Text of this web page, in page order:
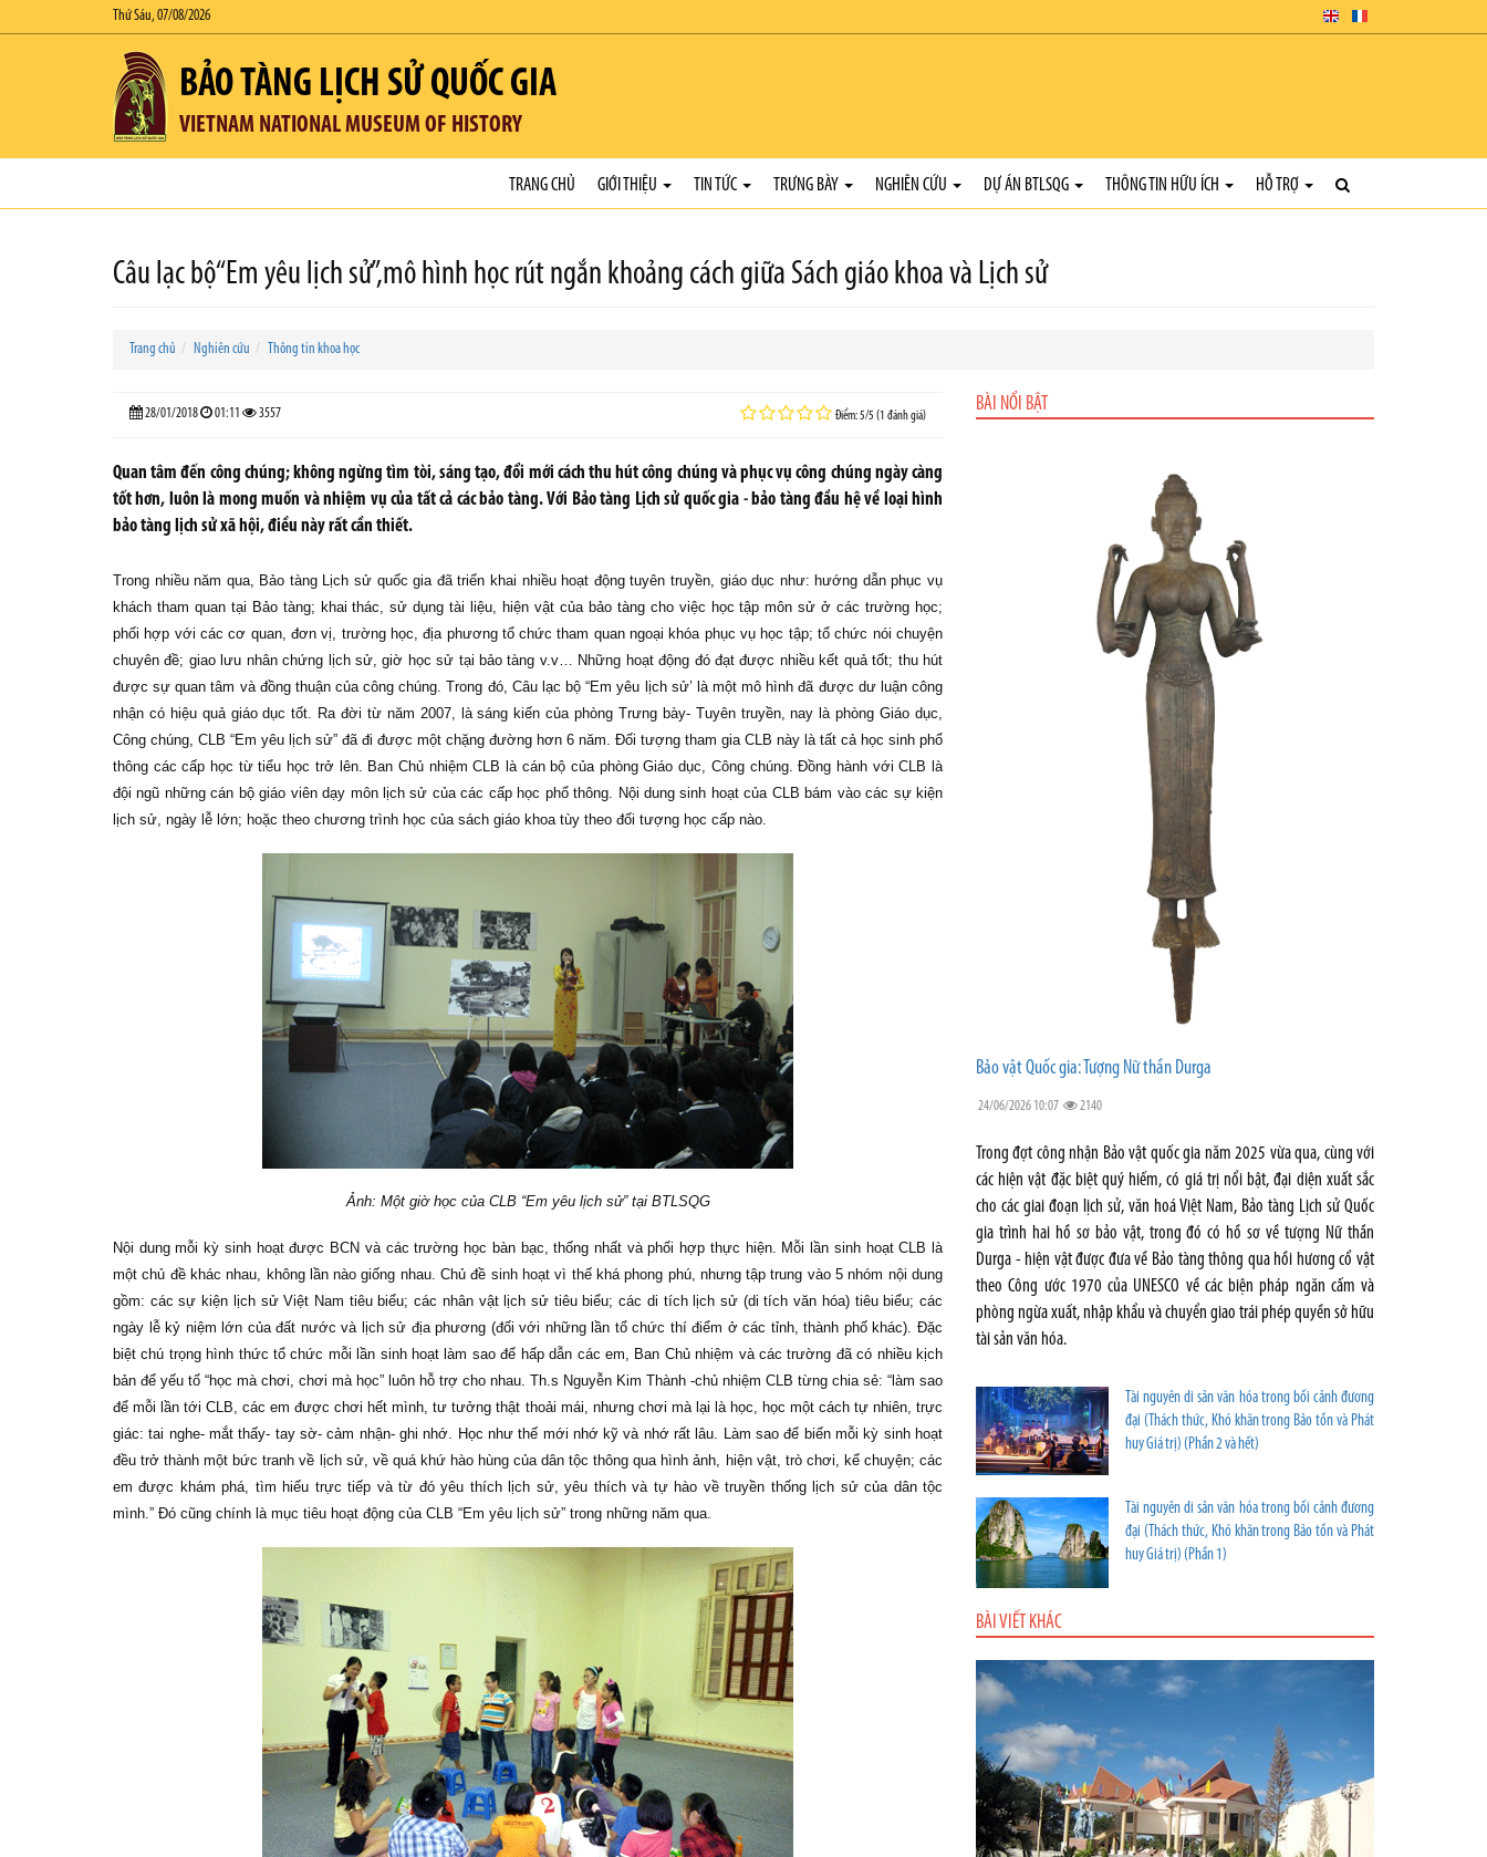
Thứ Sáu, 07/08/2026
BẢO TÀNG LỊCH SỬ QUỐC GIA
VIETNAM NATIONAL MUSEUM OF HISTORY
TRANG CHỦ GIỚI THIỆU TIN TỨC TRƯNG BÀY NGHIÊN CỨU DỰ ÁN BTLSQG THÔNG TIN HỮU ÍCH HỖ TRỢ
Câu lạc bộ“Em yêu lịch sử”,mô hình học rút ngắn khoảng cách giữa Sách giáo khoa và Lịch sử
Trang chủ Nghiên cứu Thông tin khoa học
28/01/2018 01:11 3557 Điểm: 5/5 (1 đánh giá)
Quan tâm đến công chúng; không ngừng tìm tòi, sáng tạo, đổi mới cách thu hút công chúng và phục vụ công chúng ngày càng
tốt hơn, luôn là mong muốn và nhiệm vụ của tất cả các bảo tàng. Với Bảo tàng Lịch sử quốc gia - bảo tàng đầu hệ về loại hình
bảo tàng lịch sử xã hội, điều này rất cần thiết.
Trong nhiều năm qua, Bảo tàng Lịch sử quốc gia đã triển khai nhiều hoạt động tuyên truyền, giáo dục như: hướng dẫn phục vụ
khách tham quan tại Bảo tàng; khai thác, sử dụng tài liệu, hiện vật của bảo tàng cho việc học tập môn sử ở các trường học;
phối hợp với các cơ quan, đơn vị, trường học, địa phương tổ chức tham quan ngoại khóa phục vụ học tập; tổ chức nói chuyện
chuyên đề; giao lưu nhân chứng lịch sử, giờ học sử tại bảo tàng v.v… Những hoạt động đó đạt được nhiều kết quả tốt; thu hút
được sự quan tâm và đồng thuận của công chúng. Trong đó, Câu lạc bộ “Em yêu lịch sử’ là một mô hình đã được dư luận công
nhận có hiệu quả giáo dục tốt. Ra đời từ năm 2007, là sáng kiến của phòng Trưng bày- Tuyên truyền, nay là phòng Giáo dục,
Công chúng, CLB “Em yêu lịch sử” đã đi được một chặng đường hơn 6 năm. Đối tượng tham gia CLB này là tất cả học sinh phổ
thông các cấp học từ tiểu học trở lên. Ban Chủ nhiệm CLB là cán bộ của phòng Giáo dục, Công chúng. Đồng hành với CLB là
đội ngũ những cán bộ giáo viên dạy môn lịch sử của các cấp học phổ thông. Nội dung sinh hoạt của CLB bám vào các sự kiện
lịch sử, ngày lễ lớn; hoặc theo chương trình học của sách giáo khoa tùy theo đối tượng học cấp nào.
Ảnh: Một giờ học của CLB “Em yêu lịch sử” tại BTLSQG
Nội dung mỗi kỳ sinh hoạt được BCN và các trường học bàn bạc, thống nhất và phối hợp thực hiện. Mỗi lần sinh hoạt CLB là
một chủ đề khác nhau, không lần nào giống nhau. Chủ đề sinh hoạt vì thế khá phong phú, nhưng tập trung vào 5 nhóm nội dung
gồm: các sự kiện lịch sử Việt Nam tiêu biểu; các nhân vật lịch sử tiêu biểu; các di tích lịch sử (di tích văn hóa) tiêu biểu; các
ngày lễ kỷ niệm lớn của đất nước và lịch sử địa phương (đối với những lần tổ chức thí điểm ở các tỉnh, thành phố khác). Đặc
biệt chú trọng hình thức tổ chức mỗi lần sinh hoạt làm sao để hấp dẫn các em, Ban Chủ nhiệm và các trường đã có nhiều kịch
bản để yếu tố “học mà chơi, chơi mà học” luôn hỗ trợ cho nhau. Th.s Nguyễn Kim Thành -chủ nhiệm CLB từng chia sẻ: “làm sao
để mỗi lần tới CLB, các em được chơi hết mình, tư tưởng thật thoải mái, nhưng chơi mà lại là học, học một cách tự nhiên, trực
giác: tai nghe- mắt thấy- tay sờ- cảm nhận- ghi nhớ. Học như thế mới nhớ kỹ và nhớ rất lâu. Làm sao để biến mỗi kỳ sinh hoạt
đều trở thành một bức tranh về lịch sử, về quá khứ hào hùng của dân tộc thông qua hình ảnh, hiện vật, trò chơi, kể chuyện; các
em được khám phá, tìm hiểu trực tiếp và từ đó yêu thích lịch sử, yêu thích và tự hào về truyền thống lịch sử của dân tộc
mình.” Đó cũng chính là mục tiêu hoạt động của CLB “Em yêu lịch sử” trong những năm qua.
BÀI NỔI BẬT
Bảo vật Quốc gia: Tượng Nữ thần Durga
24/06/2026 10:07 2140
Trong đợt công nhận Bảo vật quốc gia năm 2025 vừa qua, cùng với
các hiện vật đặc biệt quý hiếm, có giá trị nổi bật, đại diện xuất sắc
cho các giai đoạn lịch sử, văn hoá Việt Nam, Bảo tàng Lịch sử Quốc
gia trình hai hồ sơ bảo vật, trong đó có hồ sơ về tượng Nữ thần
Durga - hiện vật được đưa về Bảo tàng thông qua hồi hương cổ vật
theo Công ước 1970 của UNESCO về các biện pháp ngăn cấm và
phòng ngừa xuất, nhập khẩu và chuyển giao trái phép quyền sở hữu
tài sản văn hóa.
Tài nguyên di sản văn hóa trong bối cảnh đương
đại (Thách thức, Khó khăn trong Bảo tồn và Phát
huy Giá trị) (Phần 2 và hết)
Tài nguyên di sản văn hóa trong bối cảnh đương
đại (Thách thức, Khó khăn trong Bảo tồn và Phát
huy Giá trị) (Phần 1)
BÀI VIẾT KHÁC